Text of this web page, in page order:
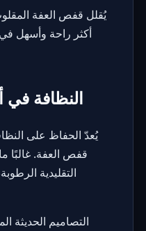
يُقلل قفص العفة
أكثر راحة وأسهل
النظافة في
يُعدّ الحفاظ على
قفص العفة. غالبًا
التقليدية
التصاميم الحديثة